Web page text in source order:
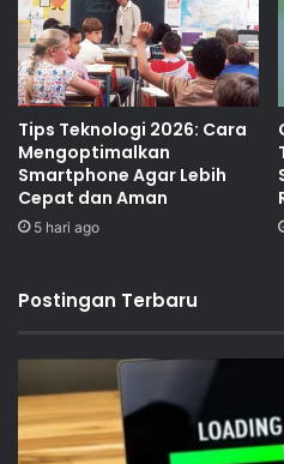
Tips Teknologi 2026: Cara
Mengoptimalkan
Smartphone Agar Lebih
Cepat dan Aman
5 hari ago
Postingan Terbaru